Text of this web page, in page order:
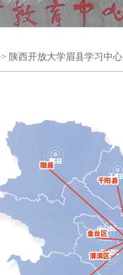
陕西开放大学眉县学习中心